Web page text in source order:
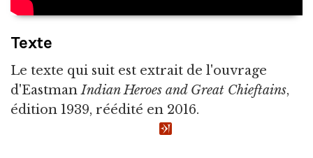
Texte
Le texte qui suit est extrait de l'ouvrage
d'EastmanIndian Heroes and Great Chieftains,
édition 1939, réédité en 2016.